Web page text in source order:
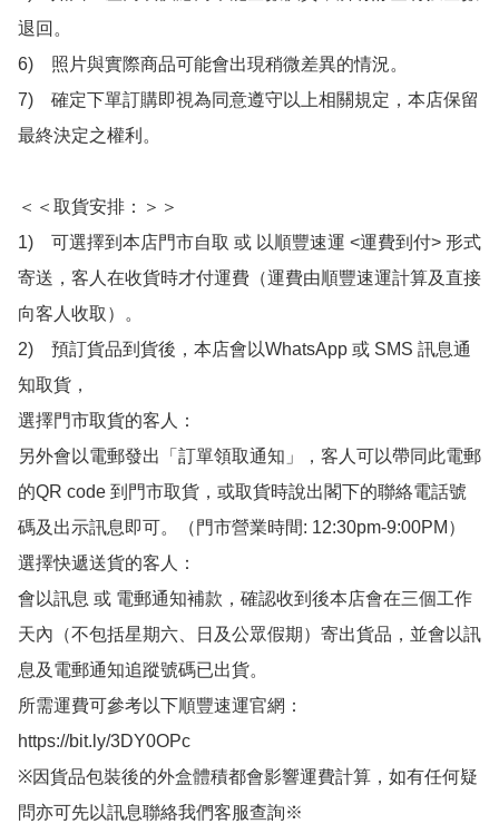
退回。
6)　照片與實際商品可能會出現稍微差異的情況。
7)　確定下單訂購即視為同意遵守以上相關規定，本店保留
最終決定之權利。
＜＜取貨安排：＞＞
1)　可選擇到本店門市自取 或 以順豐速運 <運費到付> 形式
寄送，客人在收貨時才付運費（運費由順豐速運計算及直接
向客人收取）。
2)　預訂貨品到貨後，本店會以WhatsApp 或 SMS 訊息通
知取貨，
選擇門市取貨的客人：
另外會以電郵發出「訂單領取通知」，客人可以帶同此電郵
的QR code 到門市取貨，或取貨時說出閣下的聯絡電話號
碼及出示訊息即可。（門市營業時間: 12:30pm-9:00PM）
選擇快遞送貨的客人：
會以訊息 或 電郵通知補款，確認收到後本店會在三個工作
天內（不包括星期六、日及公眾假期）寄出貨品，並會以訊
息及電郵通知追蹤號碼已出貨。
所需運費可參考以下順豐速運官網：
https://bit.ly/3DY0OPc
※因貨品包裝後的外盒體積都會影響運費計算，如有任何疑
問亦可先以訊息聯絡我們客服查詢※